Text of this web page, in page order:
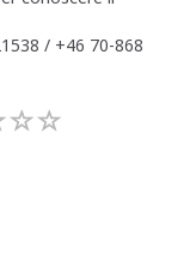
/ +46 70-868